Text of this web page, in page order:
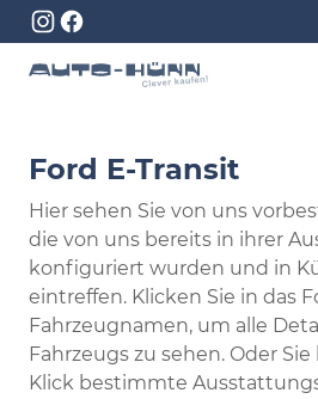
Ford E-Transit
Hier sehen Sie von uns
die von uns bereits in ihrer
konfiguriert wurden und in
eintreffen. Klicken Sie in das
Fahrzeugnamen, um alle
Fahrzeugs zu sehen. Oder
Klick bestimmte